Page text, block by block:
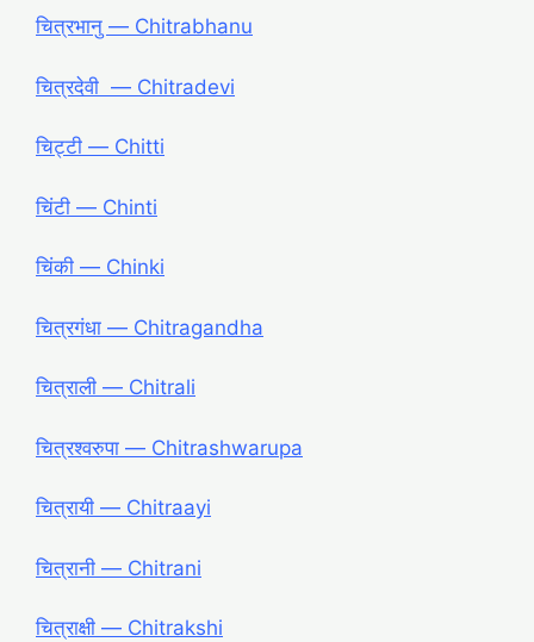
चित्रभानु ― Chitrabhanu
चित्रदेवी ― Chitradevi
चिट्टी ― Chitti
चिंटी ― Chinti
चिंकी ― Chinki
चित्रगंधा ― Chitragandha
चित्राली ― Chitrali
चित्रश्वरुपा ― Chitrashwarupa
चित्रायी ― Chitraayi
चित्रानी ― Chitrani
चित्राक्षी ― Chitrakshi